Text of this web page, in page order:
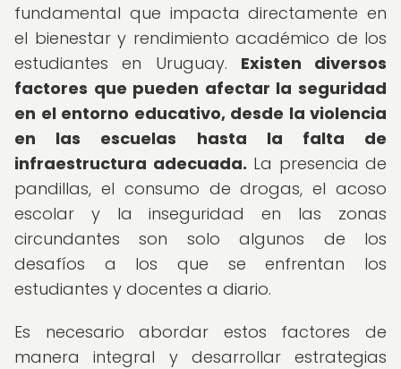
fundamental que impacta directamente en
el bienestar y rendimiento académico de los
estudiantes en Uruguay. Existen diversos
factores que pueden afectar la seguridad
en el entorno educativo, desde la violencia
en las escuelas hasta la falta de
infraestructura adecuada. La presencia de
pandillas, el consumo de drogas, el acoso
escolar y la inseguridad en las zonas
circundantes son solo algunos de los
desafíos a los que se enfrentan los
estudiantes y docentes a diario.
Es necesario abordar estos factores de
manera integral y desarrollar estrategias